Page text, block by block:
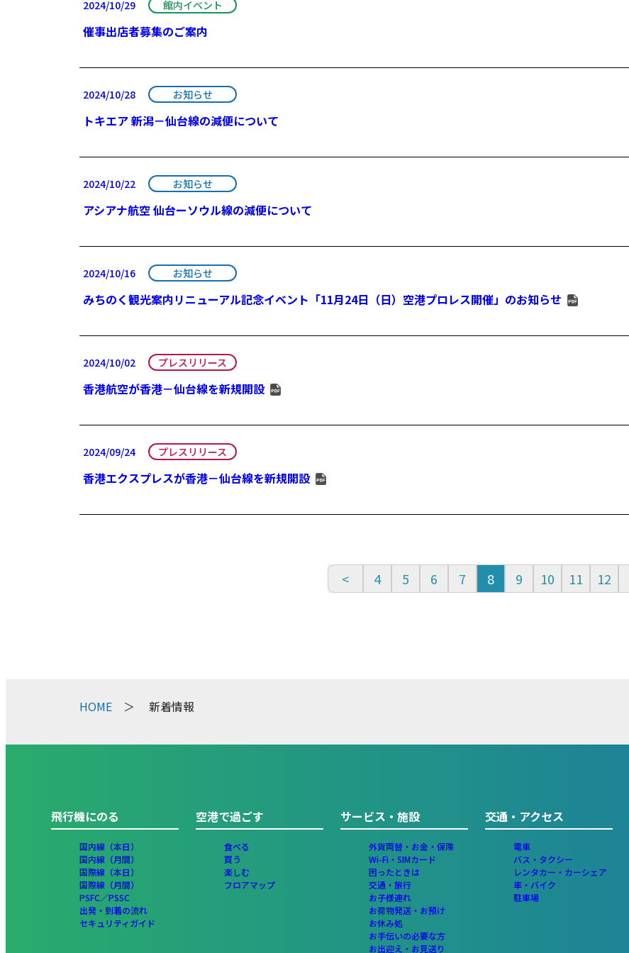
2024/10/29 館内イベント
催事出店者募集のご案内
2024/10/28 お知らせ
トキエア 新潟－仙台線の減便について
2024/10/22 お知らせ
アシアナ航空 仙台ーソウル線の減便について
2024/10/16 お知らせ
みちのく観光案内リニューアル記念イベント「11月24日（日）空港プロレス開催」のお知らせ
2024/10/02 プレスリリース
香港航空が香港－仙台線を新規開設
2024/09/24 プレスリリース
香港エクスプレスが香港－仙台線を新規開設
4 5 6 7 8 9 10 11 12
HOME 新着情報
飛行機にのる
国内線（本日）
国内線（月間）
国際線（本日）
国際線（月間）
PSFC／PSSC
出発・到着の流れ
セキュリティガイド
空港で過ごす
食べる
買う
楽しむ
フロアマップ
サービス・施設
外貨両替・お金・保険
Wi-Fi・SIMカード
困ったときは
交通・旅行
お子様連れ
お荷物発送・お預け
お休み処
お手伝いの必要な方
お出迎え・お見送り
交通・アクセス
電車
バス・タクシー
レンタカー・カーシェア
車・バイク
駐車場